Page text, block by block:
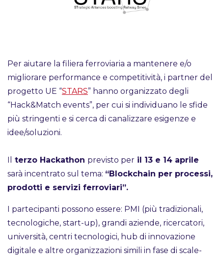
Per aiutare la filiera ferroviaria a mantenere e/o
migliorare performance e competitività, i partner del
progetto UE “STARS” hanno organizzato degli
“Hack&Match events”, per cui si individuano le sfide
più stringenti e si cerca di canalizzare esigenze e
idee/soluzioni.
terzo Hackathon previsto per il 13 e 14 aprile
sarà incentrato sul tema: “Blockchain per processi,
prodotti e servizi ferroviari”.
I partecipanti possono essere: PMI (più tradizionali,
tecnologiche, start-up), grandi aziende, ricercatori,
università, centri tecnologici, hub di innovazione
digitale e altre organizzazioni simili in fase di scale-